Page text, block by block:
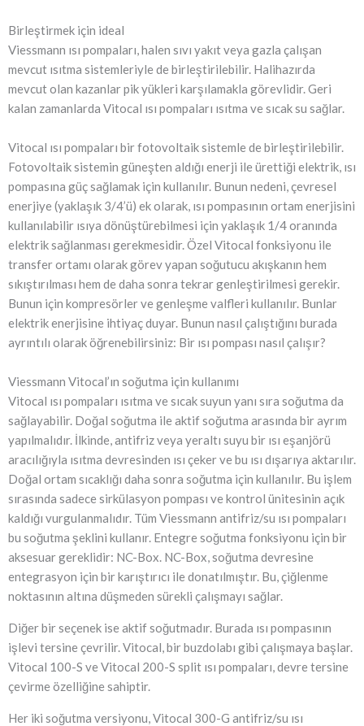
Birleştirmek için ideal
Viessmann ısı pompaları, halen sıvı yakıt veya gazla çalışan
mevcut ısıtma sistemleriyle de birleştirilebilir. Halihazırda
mevcut olan kazanlar pik yükleri karşılamakla görevlidir. Geri
kalan zamanlarda Vitocal ısı pompaları ısıtma ve sıcak su sağlar.
Vitocal ısı pompaları bir fotovoltaik sistemle de birleştirilebilir.
Fotovoltaik sistemin güneşten aldığı enerji ile ürettiği elektrik, ısı
pompasına güç sağlamak için kullanılır. Bunun nedeni, çevresel
enerjiye (yaklaşık 3/4’ü) ek olarak, ısı pompasının ortam enerjisini
kullanılabilir ısıya dönüştürebilmesi için yaklaşık 1/4 oranında
elektrik sağlanması gerekmesidir. Özel Vitocal fonksiyonu ile
transfer ortamı olarak görev yapan soğutucu akışkanın hem
sıkıştırılması hem de daha sonra tekrar genleştirilmesi gerekir.
Bunun için kompresörler ve genleşme valfleri kullanılır. Bunlar
elektrik enerjisine ihtiyaç duyar. Bunun nasıl çalıştığını burada
ayrıntılı olarak öğrenebilirsiniz: Bir ısı pompası nasıl çalışır?
Viessmann Vitocal’ın soğutma için kullanımı
Vitocal ısı pompaları ısıtma ve sıcak suyun yanı sıra soğutma da
sağlayabilir. Doğal soğutma ile aktif soğutma arasında bir ayrım
yapılmalıdır. İlkinde, antifriz veya yeraltı suyu bir ısı eşanjörü
aracılığıyla ısıtma devresinden ısı çeker ve bu ısı dışarıya aktarılır.
Doğal ortam sıcaklığı daha sonra soğutma için kullanılır. Bu işlem
sırasında sadece sirkülasyon pompası ve kontrol ünitesinin açık
kaldığı vurgulanmalıdır. Tüm Viessmann antifriz/su ısı pompaları
bu soğutma şeklini kullanır. Entegre soğutma fonksiyonu için bir
aksesuar gereklidir: NC-Box. NC-Box, soğutma devresine
entegrasyon için bir karıştırıcı ile donatılmıştır. Bu, çiğlenme
noktasının altına düşmeden sürekli çalışmayı sağlar.
Diğer bir seçenek ise aktif soğutmadır. Burada ısı pompasının
işlevi tersine çevrilir. Vitocal, bir buzdolabı gibi çalışmaya başlar.
Vitocal 100-S ve Vitocal 200-S split ısı pompaları, devre tersine
çevirme özelliğine sahiptir.
Her iki soğutma versiyonu, Vitocal 300-G antifriz/su ısı